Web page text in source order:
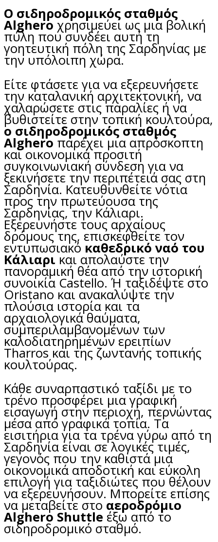
Ο σιδηροδρομικός σταθμός
Alghero χρησιμεύει ως μια βολική
πύλη που συνδέει αυτή τη
γοητευτική πόλη της Σαρδηνίας με
την υπόλοιπη χώρα.
Είτε φτάσετε για να εξερευνήσετε
την καταλανική αρχιτεκτονική, να
χαλαρώσετε στις παραλίες ή να
βυθιστείτε στην τοπική κουλτούρα,
ο σιδηροδρομικός σταθμός
Alghero παρέχει μια απρόσκοπτη
και οικονομικά προσιτή
συγκοινωνιακή σύνδεση για να
ξεκινήσετε την περιπέτειά σας στη
Σαρδηνία. Κατευθυνθείτε νότια
προς την πρωτεύουσα της
Σαρδηνίας, την Κάλιαρι.
Εξερευνήστε τους αρχαίους
δρόμους της, επισκεφθείτε τον
εντυπωσιακό καθεδρικό ναό του
Κάλιαρι και απολαύστε την
πανοραμική θέα από την ιστορική
συνοικία Castello. Ή ταξιδέψτε στο
Oristano και ανακαλύψτε την
πλούσια ιστορία και τα
αρχαιολογικά θαύματα,
συμπεριλαμβανομένων των
καλοδιατηρημένων ερειπίων
Tharros και της ζωντανής τοπικής
κουλτούρας.
Κάθε συναρπαστικό ταξίδι με το
τρένο προσφέρει μια γραφική
εισαγωγή στην περιοχή, περνώντας
μέσα από γραφικά τοπία. Τα
εισιτήρια για τα τρένα γύρω από τη
Σαρδηνία είναι σε λογικές τιμές,
γεγονός που την καθιστά μια
οικονομικά αποδοτική και εύκολη
επιλογή για ταξιδιώτες που θέλουν
να εξερευνήσουν. Μπορείτε επίσης
να μεταβείτε στο αεροδρόμιο
Alghero Shuttle έξω από το
σιδηροδρομικό σταθμό.